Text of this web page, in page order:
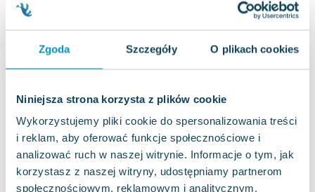
Zgoda Szczegóły O plikach cookies
Niniejsza strona korzysta z plików cookie
Wykorzystujemy pliki cookie do spersonalizowania treści
i reklam, aby oferować funkcje społecznościowe i
analizować ruch w naszej witrynie. Informacje o tym, jak
korzystasz z naszej witryny, udostępniamy partnerom
społecznościowym, reklamowym i analitycznym.
Joseph Murphy
Jan Sztaudynger
Aleksander Puszkin
Maddie Ziegler
Leszek Czarnecki
Joanna Racewicz
Maria Seweryn
Janina Zającówna